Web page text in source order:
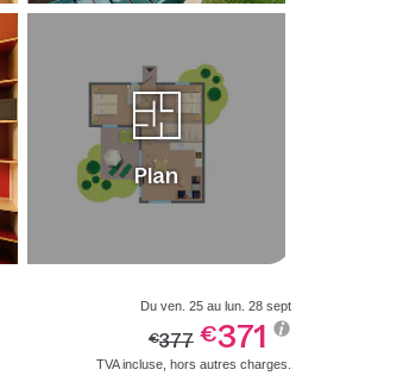
Plan
Du ven. 25 au lun. 28 sept
€377 €371
TVA incluse, hors autres charges.